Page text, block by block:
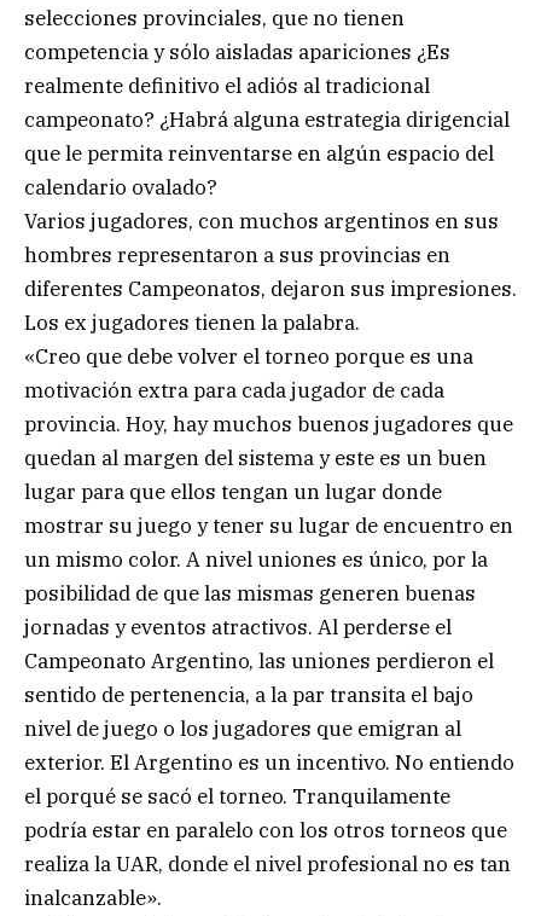
selecciones provinciales, que no tienen
competencia y sólo aisladas apariciones ¿Es
realmente definitivo el adiós al tradicional
campeonato? ¿Habrá alguna estrategia dirigencial
que le permita reinventarse en algún espacio del
calendario ovalado?
Varios jugadores, con muchos argentinos en sus
hombres representaron a sus provincias en
diferentes Campeonatos, dejaron sus impresiones.
Los ex jugadores tienen la palabra.
«Creo que debe volver el torneo porque es una
motivación extra para cada jugador de cada
provincia. Hoy, hay muchos buenos jugadores que
quedan al margen del sistema y este es un buen
lugar para que ellos tengan un lugar donde
mostrar su juego y tener su lugar de encuentro en
un mismo color. A nivel uniones es único, por la
posibilidad de que las mismas generen buenas
jornadas y eventos atractivos. Al perderse el
Campeonato Argentino, las uniones perdieron el
sentido de pertenencia, a la par transita el bajo
nivel de juego o los jugadores que emigran al
exterior. El Argentino es un incentivo. No entiendo
el porqué se sacó el torneo. Tranquilamente
podría estar en paralelo con los otros torneos que
realiza la UAR, donde el nivel profesional no es tan
inalcanzable».